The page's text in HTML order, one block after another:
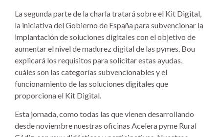
La segunda parte de la charla tratará sobre el Kit Digital,
la iniciativa del Gobierno de España para subvencionar la
implantación de soluciones digitales con el objetivo de
aumentar el nivel de madurez digital de las pymes. Bou
explicará los requisitos para solicitar estas ayudas,
cuáles son las categorías subvencionables y el
funcionamiento de las soluciones digitales que
proporciona el Kit Digital.
Esta jornada, como todas las que vienen desarrollando
desde noviembre nuestras oficinas Acelera pyme Rural